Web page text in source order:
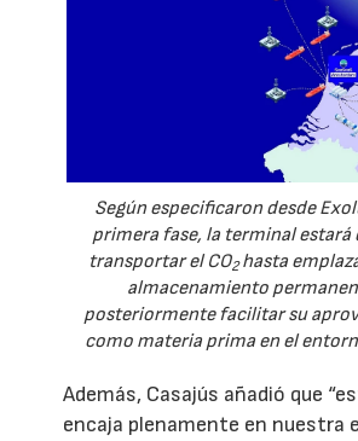
Según especificaron desde
primera fase, la terminal estará
transportar el CO2hasta
almacenamiento
posteriormente facilitar su
como materia prima en el
Además, Casajús añadió que
encaja plenamente en nuestra